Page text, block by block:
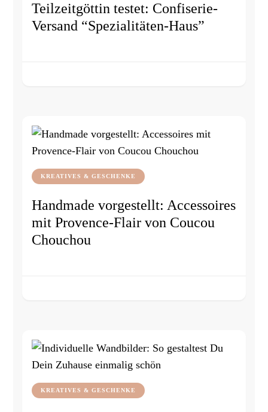
Teilzeitgöttin testet: Confiserie-
Versand “Spezialitäten-Haus”
KREATIVES & GESCHENKE
Handmade vorgestellt: Accessoires
mit Provence-Flair von Coucou
Chouchou
KREATIVES & GESCHENKE